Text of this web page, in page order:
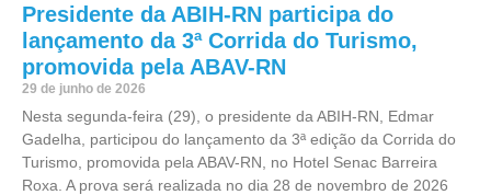
Presidente da ABIH-RN participa do
lançamento da 3ª Corrida do Turismo,
promovida pela ABAV-RN
29 de junho de 2026
Nesta segunda-feira (29), o presidente da ABIH-RN, Edmar
Gadelha, participou do lançamento da 3ª edição da Corrida do
Turismo, promovida pela ABAV-RN, no Hotel Senac Barreira
Roxa. A prova será realizada no dia 28 de novembro de 2026